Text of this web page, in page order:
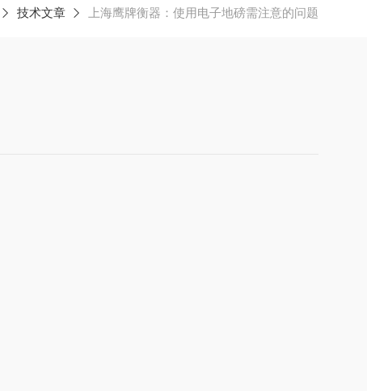
技术文章 上海鹰牌衡器：使用电子地磅需注意的问题